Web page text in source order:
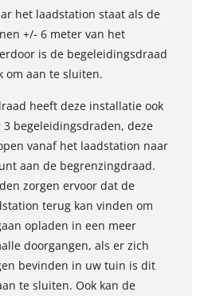
het laadstation staat als de
+/- 6 meter van het
is de begeleidingsdraad
om aan te sluiten.
heeft deze installatie ook
begeleidingsdraden, deze
vanaf het laadstation naar
aan de begrenzingdraad.
zorgen ervoor dat de
terug kan vinden om
opladen in een meer
doorgangen, als er zich
bevinden in uw tuin is dit
te sluiten. Ook kan de